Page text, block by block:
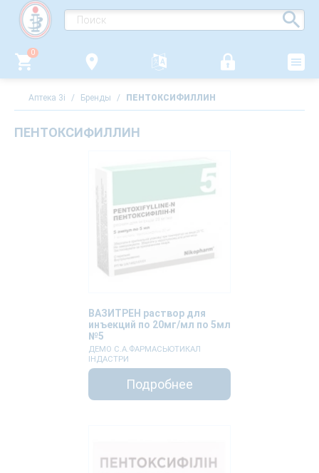
0
Аптека 3i / Бренды / ПЕНТОКСИФИЛЛИН
ПЕНТОКСИФИЛЛИН
ВАЗИТРЕН раствор для
инъекций по 20мг/мл по 5мл
№5
ДЕМО С.А.ФАРМАСЬЮТИКАЛ
ІНДАСТРИ
Подробнее